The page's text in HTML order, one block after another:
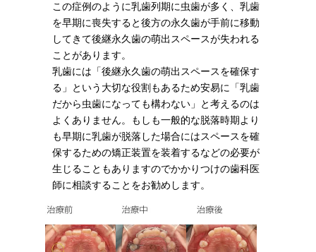
この症例のように乳歯列期に虫歯が多く、乳歯
を早期に喪失すると後方の永久歯が手前に移動
してきて後継永久歯の萌出スペースが失われる
ことがあります。
乳歯には「後継永久歯の萌出スペースを確保す
る」という大切な役割もあるため安易に「乳歯
だから虫歯になっても構わない」と考えるのは
よくありません。もしも一般的な脱落時期より
も早期に乳歯が脱落した場合にはスペースを確
保するための矯正装置を装着するなどの必要が
生じることもありますのでかかりつけの歯科医
師に相談することをお勧めします。